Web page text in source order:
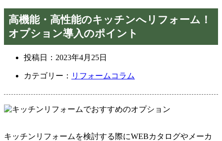
高機能・高性能のキッチンへリフォーム！
オプション導入のポイント
投稿日： 2023年4月25日
カテゴリー： リフォームコラム
キッチンリフォームを検討する際にWEBカタログやメーカ